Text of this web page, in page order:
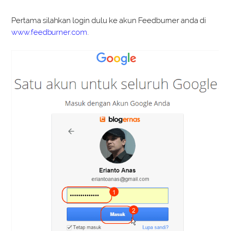
Pertama silahkan login dulu ke akun Feedburner anda di
www.feedburner.com.